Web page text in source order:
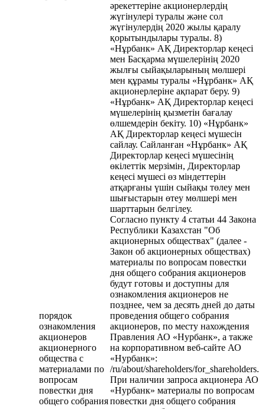
әрекеттеріне акционерлердің
жүгінулері туралы және сол
жүгінулердің 2020 жылы қаралу
қорытындылары туралы. 8)
«Нұрбанк» АҚ Директорлар кеңесі
мен Басқарма мүшелерінің 2020
жылғы сыйақыларының мөлшері
мен құрамы туралы «Нұрбанк» АҚ
акционерлеріне ақпарат беру. 9)
«Нұрбанк» АҚ Директорлар кеңесі
мүшелерінің қызметін бағалау
өлшемдерін бекіту. 10) «Нұрбанк»
АҚ Директорлар кеңесі мүшесін
сайлау. Сайланған «Нұрбанк» АҚ
Директорлар кеңесі мүшесінің
өкілеттік мерзімін, Директорлар
кеңесі мүшесі өз міндеттерін
атқарғаны үшін сыйақы төлеу мен
шығыстарын өтеу мөлшері мен
шарттарын белгілеу.
порядок
ознакомления
акционеров
акционерного
общества с
материалами по
вопросам
повестки дня
общего собрания
Согласно пункту 4 статьи 44 Закона
Республики Казахстан "Об
акционерных обществах" (далее -
Закон об акционерных обществах)
материалы по вопросам повестки
дня общего собрания акционеров
будут готовы и доступны для
ознакомления акционеров не
позднее, чем за десять дней до даты
проведения общего собрания
акционеров, по месту нахождения
Правления АО «Нурбанк», а также
на корпоративном веб-сайте АО
«Нурбанк»:
/ru/about/shareholders/for_shareholders.
При наличии запроса акционера АО
«Нурбанк» материалы по вопросам
повестки дня общего собрания